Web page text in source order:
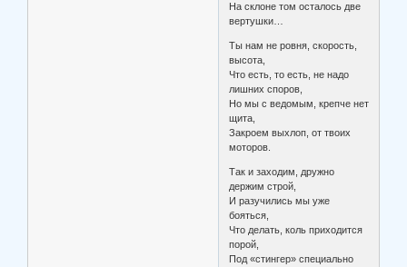
На склоне том осталось две
вертушки…
Ты нам не ровня, скорость,
высота,
Что есть, то есть, не надо
лишних споров,
Но мы с ведомым, крепче нет
щита,
Закроем выхлоп, от твоих
моторов.
Так и заходим, дружно
держим строй,
И разучились мы уже
бояться,
Что делать, коль приходится
порой,
Под «стингер» специально